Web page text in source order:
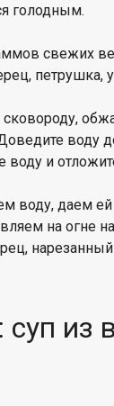
голодным.
свежих
петрушка,
воду
воду и
воду, даем
на огне
из